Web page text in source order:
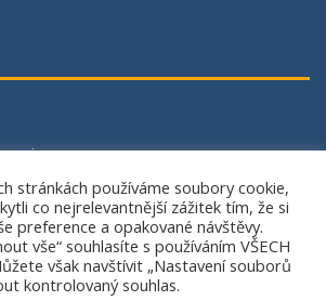
stránkách používáme soubory cookie,
co nejrelevantnější zážitek tím, že si
preference a opakované návštěvy.
vše“ souhlasíte s používáním VŠECH
však navštívit „Nastavení souborů
kontrolovaný souhlas.